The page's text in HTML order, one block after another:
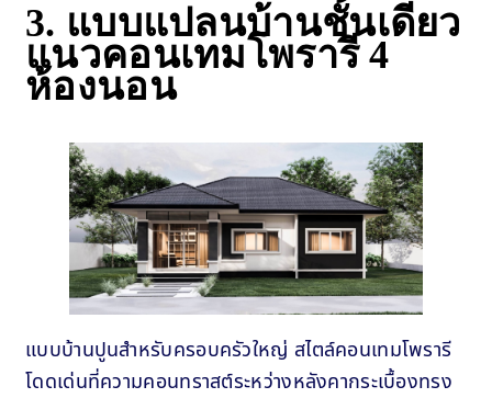
3. แบบแปลนบ้านชั้นเดียว
แนวคอนเทมโพรารี 4
ห้องนอน
แบบบ้านปูนสำหรับครอบครัวใหญ่ สไตล์คอนเทมโพรารี
โดดเด่นที่ความคอนทราสต์ระหว่างหลังคากระเบื้องทรง